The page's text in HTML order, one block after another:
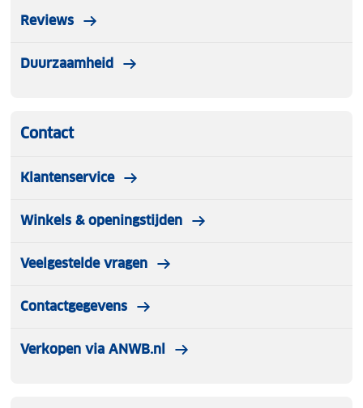
Reviews
Duurzaamheid
Contact
Klantenservice
Winkels & openingstijden
Veelgestelde vragen
Contactgegevens
Verkopen via ANWB.nl